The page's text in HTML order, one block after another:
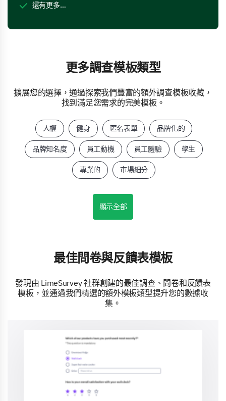
還有更多…
更多調查模板類型
擴展您的選擇，通過探索我們豐富的額外調查模板收藏，
找到滿足您需求的完美模板。
人權 健身 匿名表單 品牌化的
品牌知名度 員工動機 員工體驗 學生
專業的 市場細分
顯示全部
最佳問卷與反饋表模板
發現由 LimeSurvey 社群創建的最佳調查、問卷和反饋表
模板，並通過我們精選的額外模板類型提升您的數據收
集。